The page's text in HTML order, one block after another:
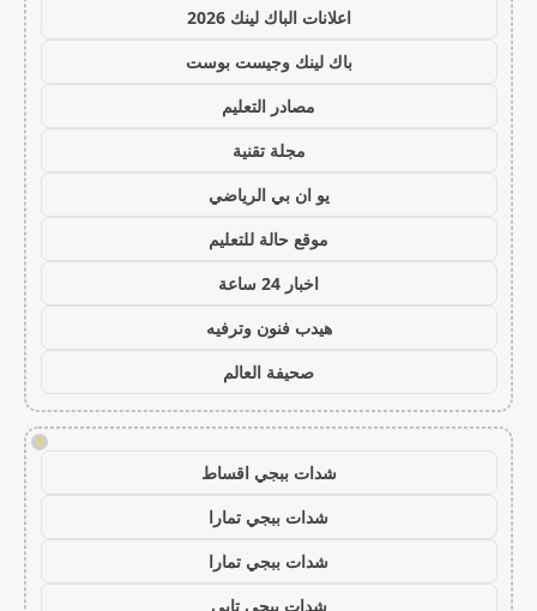
اعلانات الباك لينك 2026
باك لينك وجيست بوست
مصادر التعليم
مجلة تقنية
يو ان بي الرياضي
موقع حالة للتعليم
اخبار 24 ساعة
هيدب فنون وترفيه
صحيفة العالم
!
شدات ببجي اقساط
شدات ببجي تمارا
شدات ببجي تمارا
شدات ببجي تابي